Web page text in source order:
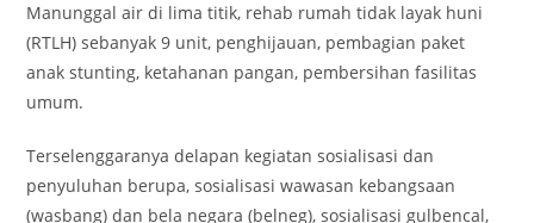
Manunggal air di lima titik, rehab rumah tidak layak huni
(RTLH) sebanyak 9 unit, penghijauan, pembagian paket
anak stunting, ketahanan pangan, pembersihan fasilitas
umum.
Terselenggaranya delapan kegiatan sosialisasi dan
penyuluhan berupa, sosialisasi wawasan kebangsaan
(wasbang) dan bela negara (belneg), sosialisasi gulbencal,